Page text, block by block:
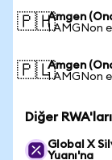
🇵🇭Amgen
1 AMGNon
🇵🇱Amgen
1 AMGNon
Diğer
Global X
Yuanı'na